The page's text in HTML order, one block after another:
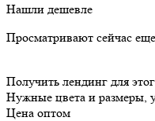
Нашли дешевле
Просматривают сейчас еще
Получить лендинг для
Нужные цвета и размеры,
Цена оптом